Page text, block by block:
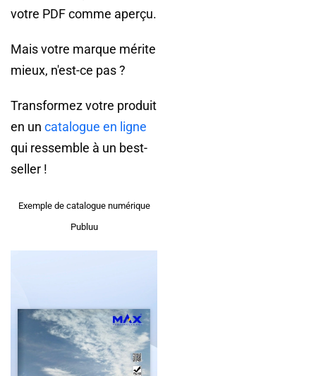
votre PDF comme aperçu.
Mais votre marque mérite
mieux, n'est-ce pas ?
Transformez votre produit
en un catalogue en ligne
qui ressemble à un best-
seller !
Exemple de catalogue numérique
Publuu